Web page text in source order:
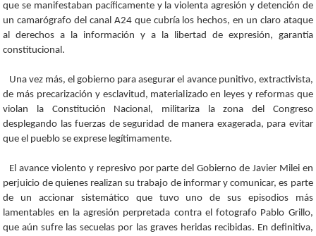
que se manifestaban pacíficamente y la violenta agresión y detención de
un camarógrafo del canal A24 que cubría los hechos, en un claro ataque
al derechos a la información y a la libertad de expresión, garantía
constitucional.
Una vez más, el gobierno para asegurar el avance punitivo, extractivista,
de más precarización y esclavitud, materializado en leyes y reformas que
violan la Constitución Nacional, militariza la zona del Congreso
desplegando las fuerzas de seguridad de manera exagerada, para evitar
que el pueblo se exprese legítimamente.
El avance violento y represivo por parte del Gobierno de Javier Milei en
perjuicio de quienes realizan su trabajo de informar y comunicar, es parte
de un accionar sistemático que tuvo uno de sus episodios más
lamentables en la agresión perpretada contra el fotografo Pablo Grillo,
que aún sufre las secuelas por las graves heridas recibidas. En definitiva,